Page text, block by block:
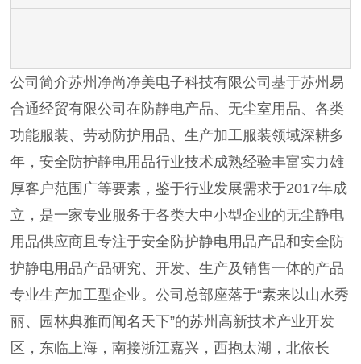
公司简介苏州净尚净美电子科技有限公司基于苏州易
合通经贸有限公司在防静电产品、无尘室用品、各类
功能服装、劳动防护用品、生产加工服装领域深耕多
年，安全防护静电用品行业技术成熟经验丰富实力雄
厚客户范围广等要素，鉴于行业发展需求于2017年成
立，是一家专业服务于各类大中小型企业的无尘静电
用品供应商且专注于安全防护静电用品产品和安全防
护静电用品产品研究、开发、生产及销售一体的产品
专业生产加工型企业。公司总部座落于“素来以山水秀
丽、园林典雅而闻名天下”的苏州高新技术产业开发
区，东临上海，南接浙江嘉兴，西抱太湖，北依长